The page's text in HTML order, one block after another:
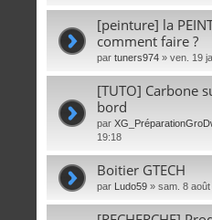
[peinture] la
comment faire ?
par tuners974 » ven. 19
[TUTO] Carbone
bord
par
19:18
Boitier GTECH
par Ludo59 » sam. 8